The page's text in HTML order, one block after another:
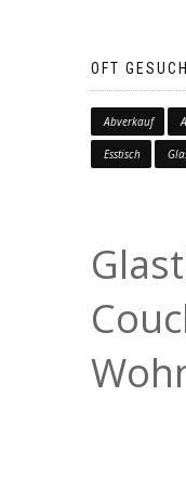
OFT
Abverkauf
Esstisch